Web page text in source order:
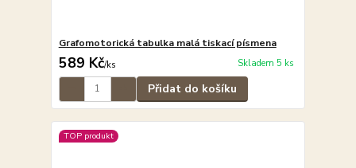
Grafomotorická tabulka malá tiskací písmena
589 Kč/ks Skladem 5 ks
Přidat do košíku
TOP produkt